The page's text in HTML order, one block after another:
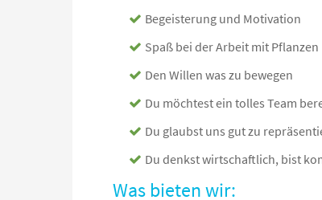
Begeisterung und Motivation
Spaß bei der Arbeit mit Pflanzen
Den Willen was zu bewegen
Du möchtest ein tolles Team
Du glaubst uns gut zu
Du denkst wirtschaftlich, bist
Was bieten wir: